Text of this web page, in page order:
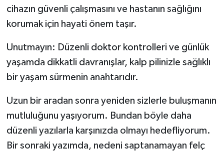
cihazın güvenli çalışmasını ve hastanın sağlığını
korumak için hayati önem taşır.
Unutmayın: Düzenli doktor kontrolleri ve günlük
yaşamda dikkatli davranışlar, kalp pilinizle sağlıklı
bir yaşam sürmenin anahtarıdır.
Uzun bir aradan sonra yeniden sizlerle buluşmanın
mutluluğunu yaşıyorum. Bundan böyle daha
düzenli yazılarla karşınızda olmayı hedefliyorum.
Bir sonraki yazımda, nedeni saptanamayan felç